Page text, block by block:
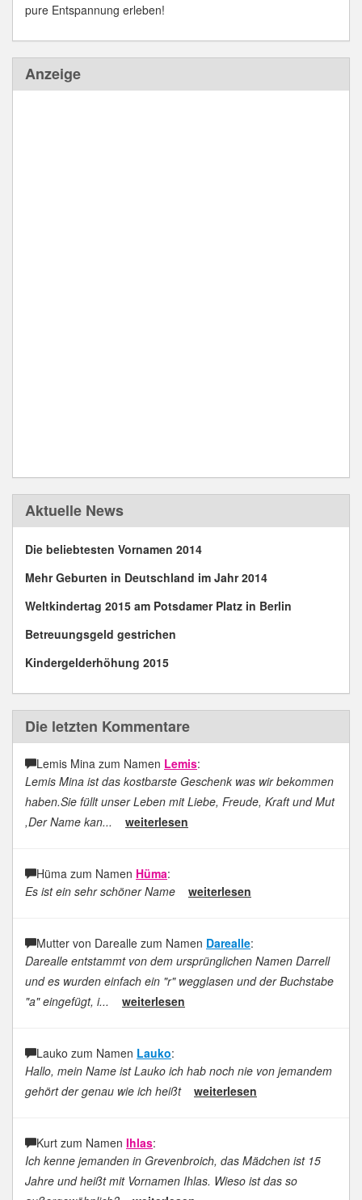
pure Entspannung erleben!
Anzeige
Aktuelle News
Die beliebtesten Vornamen 2014
Mehr Geburten in Deutschland im Jahr 2014
Weltkindertag 2015 am Potsdamer Platz in Berlin
Betreuungsgeld gestrichen
Kindergelderhöhung 2015
Die letzten Kommentare
Lemis Mina zum Namen Lemis:
Lemis Mina ist das kostbarste Geschenk was wir bekommen
haben.Sie füllt unser Leben mit Liebe, Freude, Kraft und Mut
,Der Name kan...
weiterlesen
Hüma zum Namen Hüma:
Es ist ein sehr schöner Name
weiterlesen
Mutter von Darealle zum Namen Darealle:
Darealle entstammt von dem ursprünglichen Namen Darrell
und es wurden einfach ein "r" wegglasen und der Buchstabe
"a" eingefügt, i...
weiterlesen
Lauko zum Namen Lauko:
Hallo, mein Name ist Lauko ich hab noch nie von jemandem
gehört der genau wie ich heißt
weiterlesen
Kurt zum Namen Ihlas:
Ich kenne jemanden in Grevenbroich, das Mädchen ist 15
Jahre und heißt mit Vornamen Ihlas. Wieso ist das so